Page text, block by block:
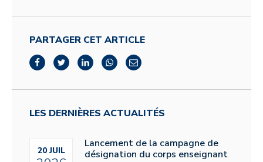
PARTAGER CET ARTICLE
LES DERNIÈRES ACTUALITÉS
20 JUIL
Lancement de la campagne de
désignation du corps enseignant